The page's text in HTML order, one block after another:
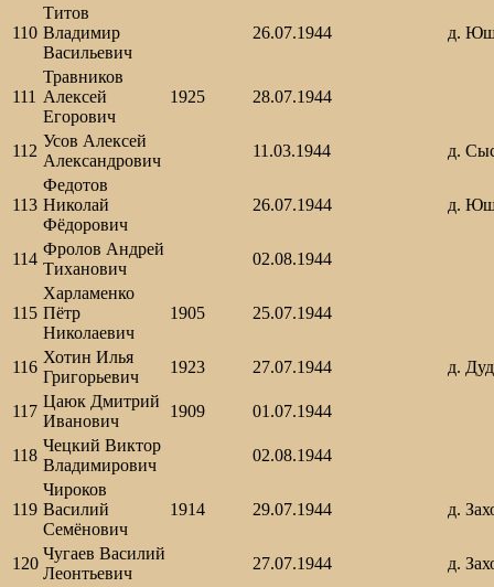
110
Титов
Владимир
Васильевич
26.07.1944 д.
111
Травников
Алексей
Егорович
1925 28.07.1944
112
Усов Алексей
Александрович
11.03.1944 д.
113
Федотов
Николай
Фёдорович
26.07.1944 д.
114
Фролов Андрей
Тиханович
02.08.1944
115
Харламенко
Пётр
Николаевич
1905 25.07.1944
116
Хотин Илья
Григорьевич
1923 27.07.1944 д.
117
Цаюк Дмитрий
Иванович
1909 01.07.1944
118
Чецкий Виктор
Владимирович
02.08.1944
119
Чироков
Василий
Семёнович
1914 29.07.1944 д.
120
Чугаев Василий
Леонтьевич
27.07.1944 д.